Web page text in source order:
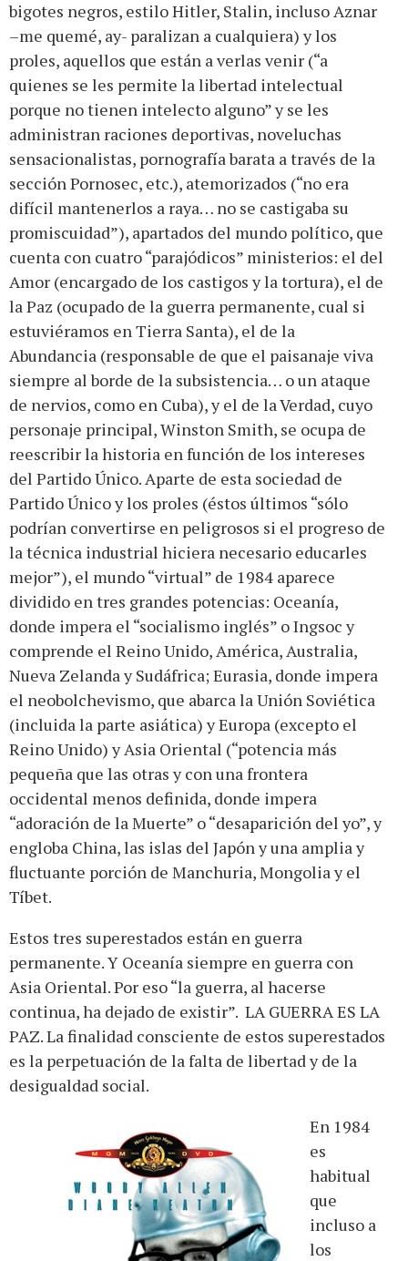
bigotes negros, estilo Hitler, Stalin, incluso Aznar
–me quemé, ay- paralizan a cualquiera) y los
proles, aquellos que están a verlas venir (“a
quienes se les permite la libertad intelectual
porque no tienen intelecto alguno” y se les
administran raciones deportivas, noveluchas
sensacionalistas, pornografía barata a través de la
sección Pornosec, etc.), atemorizados (“no era
difícil mantenerlos a raya… no se castigaba su
promiscuidad”), apartados del mundo político, que
cuenta con cuatro “parajódicos” ministerios: el del
Amor (encargado de los castigos y la tortura), el de
la Paz (ocupado de la guerra permanente, cual si
estuviéramos en Tierra Santa), el de la
Abundancia (responsable de que el paisanaje viva
siempre al borde de la subsistencia… o un ataque
de nervios, como en Cuba), y el de la Verdad, cuyo
personaje principal, Winston Smith, se ocupa de
reescribir la historia en función de los intereses
del Partido Único. Aparte de esta sociedad de
Partido Único y los proles (éstos últimos “sólo
podrían convertirse en peligrosos si el progreso de
la técnica industrial hiciera necesario educarles
mejor”), el mundo “virtual” de 1984 aparece
dividido en tres grandes potencias: Oceanía,
donde impera el “socialismo inglés” o Ingsoc y
comprende el Reino Unido, América, Australia,
Nueva Zelanda y Sudáfrica; Eurasia, donde impera
el neobolchevismo, que abarca la Unión Soviética
(incluida la parte asiática) y Europa (excepto el
Reino Unido) y Asia Oriental (“potencia más
pequeña que las otras y con una frontera
occidental menos definida, donde impera
“adoración de la Muerte” o “desaparición del yo”, y
engloba China, las islas del Japón y una amplia y
fluctuante porción de Manchuria, Mongolia y el
Tíbet.
Estos tres superestados están en guerra
permanente. Y Oceanía siempre en guerra con
Asia Oriental. Por eso “la guerra, al hacerse
continua, ha dejado de existir”. LA GUERRA ES LA
PAZ. La finalidad consciente de estos superestados
es la perpetuación de la falta de libertad y de la
desigualdad social.
En 1984
es
habitual
que
incluso a
los